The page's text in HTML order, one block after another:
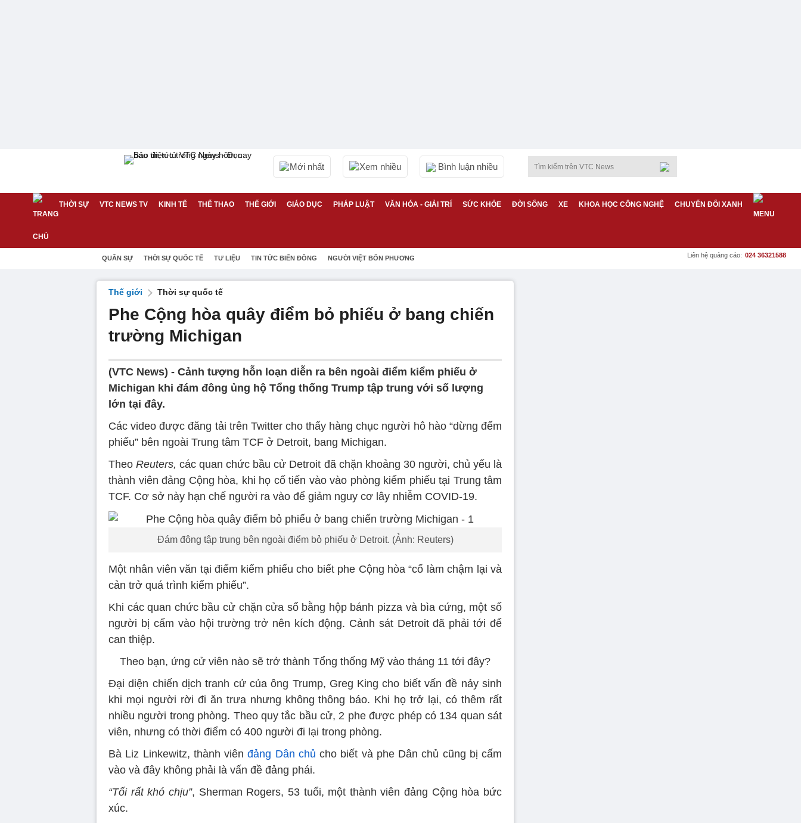
Mới nhất Xem nhiều Bình luận nhiều
THỜI SỰ VTC NEWS TV KINH TẾ THỂ THAO THẾ GIỚI GIÁO DỤC PHÁP LUẬT VĂN HÓA - GIẢI TRÍ SỨC KHỎE ĐỜI SỐNG XE KHOA HỌC CÔNG NGHỆ CHUYỂN ĐỔI XANH
QUÂN SỰ THỜI SỰ QUỐC TẾ TƯ LIỆU TIN TỨC BIỂN ĐÔNG NGƯỜI VIỆT BỐN PHƯƠNG Liên hệ quảng cáo: 024 36321588
Thế giới Thời sự quốc tế
Phe Cộng hòa quây điểm bỏ phiếu ở bang chiến
trường Michigan
(VTC News) - Cảnh tượng hỗn loạn diễn ra bên ngoài điểm kiểm phiếu ở
Michigan khi đám đông ủng hộ Tổng thống Trump tập trung với số lượng
lớn tại đây.
Các video được đăng tải trên Twitter cho thấy hàng chục người hô hào “dừng đếm
phiếu” bên ngoài Trung tâm TCF ở Detroit, bang Michigan.
TheoReuters, các quan chức bầu cử Detroit đã chặn khoảng 30 người, chủ yếu là
thành viên đảng Cộng hòa, khi họ cố tiến vào vào phòng kiểm phiếu tại Trung tâm
TCF. Cơ sở này hạn chế người ra vào để giảm nguy cơ lây nhiễm COVID-19.
Đám đông tập trung bên ngoài điểm bỏ phiếu ở Detroit. (Ảnh: Reuters)
Một nhân viên văn tại điểm kiểm phiếu cho biết phe Cộng hòa “cố làm chậm lại và
cản trở quá trình kiểm phiếu”.
Khi các quan chức bầu cử chặn cửa sổ bằng hộp bánh pizza và bìa cứng, một số
người bị cấm vào hội trường trở nên kích động. Cảnh sát Detroit đã phải tới để
can thiệp.
Theo bạn, ứng cử viên nào sẽ trở thành Tổng thống Mỹ vào tháng 11 tới đây?
Đại diện chiến dịch tranh cử của ông Trump, Greg King cho biết vấn đề nảy sinh
khi mọi người rời đi ăn trưa nhưng không thông báo. Khi họ trở lại, có thêm rất
nhiều người trong phòng. Theo quy tắc bầu cử, 2 phe được phép có 134 quan sát
viên, nhưng có thời điểm có 400 người đi lại trong phòng.
Bà Liz Linkewitz, thành viênđảng Dân chủ cho biết và phe Dân chủ cũng bị cấm
vào và đây không phải là vấn đề đảng phái.
“Tối rất khó chịu”, Sherman Rogers, 53 tuổi, một thành viên đảng Cộng hòa bức
xúc.